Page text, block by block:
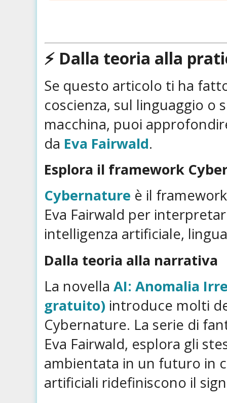
⚡ Dalla teoria alla
Se questo articolo ti ha
coscienza, sul linguaggio o
macchina, puoi
da Eva Fairwald.
Esplora il framework
Cybernature è il
Eva Fairwald per
intelligenza artificiale,
Dalla teoria alla narrativa
La novellaAI: Anomalia
gratuito) introduce molti
Cybernature. La serie di
Eva Fairwald, esplora gli
ambientata in un futuro in
artificiali ridefiniscono il